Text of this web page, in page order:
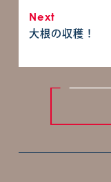
Next
大根の収穫！